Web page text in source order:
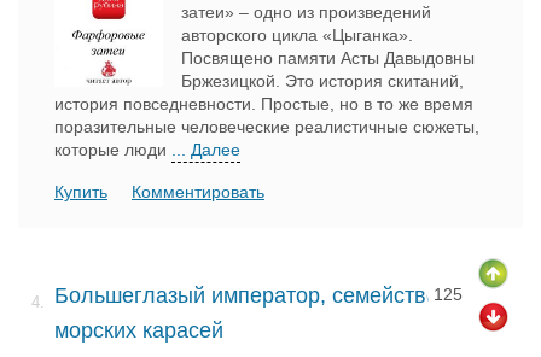
затеи» – одно из произведений
авторского цикла «Цыганка».
Посвящено памяти Асты Давыдовны
Бржезицкой. Это история скитаний,
история повседневности. Простые, но в то же время
поразительные человеческие реалистичные сюжеты,
которые люди
... Далее
Купить Комментировать
4.
Большеглазый император, семейство
морских карасей
125